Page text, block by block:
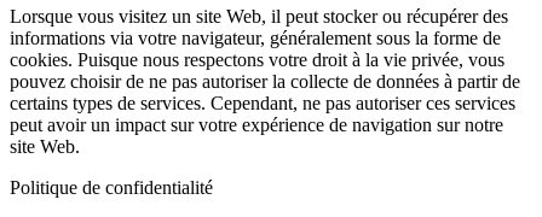
Lorsque vous visitez un site Web, il peut stocker ou récupérer des
informations via votre navigateur, généralement sous la forme de
cookies. Puisque nous respectons votre droit à la vie privée, vous
pouvez choisir de ne pas autoriser la collecte de données à partir de
certains types de services. Cependant, ne pas autoriser ces services
peut avoir un impact sur votre expérience de navigation sur notre
site Web.
Politique de confidentialité